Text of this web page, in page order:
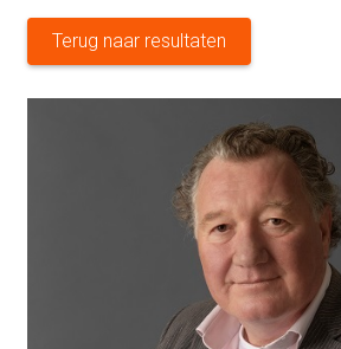
Terug naar resultaten